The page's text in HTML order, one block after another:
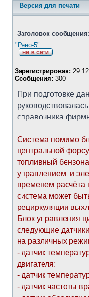
Версия для печати
Заголовок сообщения:
"Рено-5".
Зарегистрирован:
Сообщения: 300
При подготовке
справочника
Система помимо
центральной
топливный
управлением, и
временем расчёта
система может
рециркуляции
Блок управления
следующие
на различных
- датчик
двигателя;
- датчик
- датчик частоты